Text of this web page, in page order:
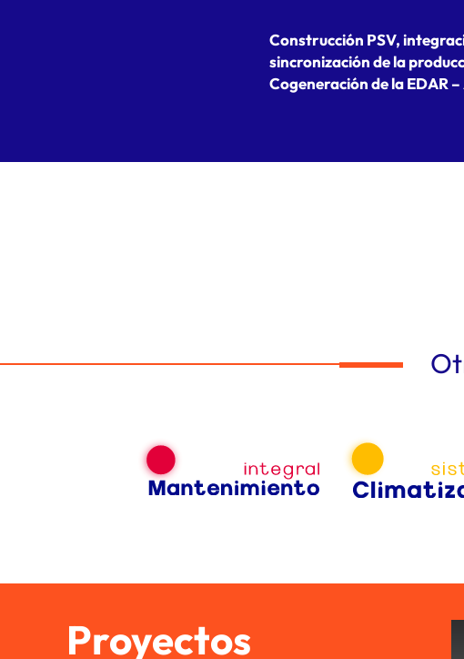
Construcción PSV,
sincronización de la
Cogeneración de la EDAR
Proyectos